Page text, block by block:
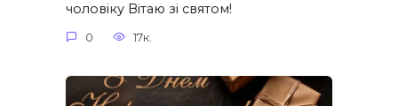
чоловіку Вітаю зі святом!
0 17к.